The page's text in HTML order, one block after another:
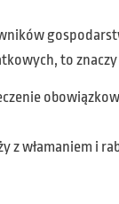
to
włamaniem i